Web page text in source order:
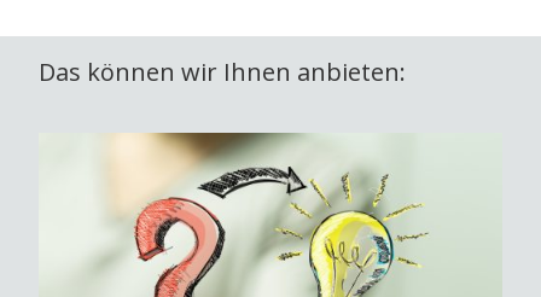
Das können wir Ihnen anbieten: